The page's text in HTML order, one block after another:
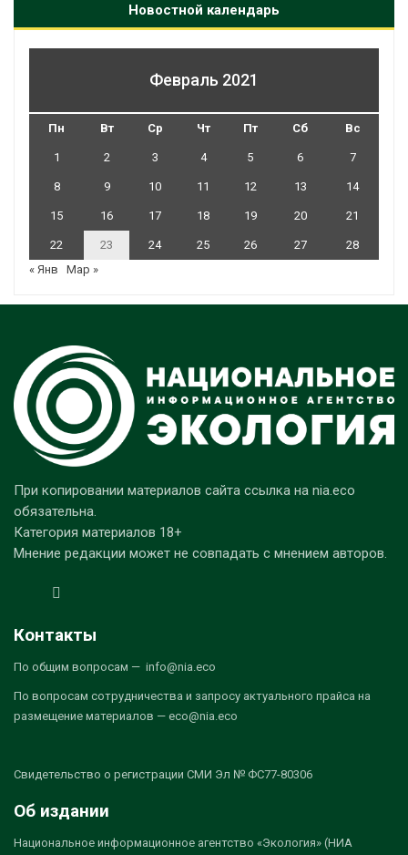
Новостной календарь
Февраль 2021
Пн Вт Ср Чт Пт Сб Вс
1 2 3 4 5 6 7
8 9 10 11 12 13 14
15 16 17 18 19 20 21
22 23 24 25 26 27
28
« Янв
Мар »
При копировании материалов сайта ссылка на nia.eco
обязательна.
Категория материалов 18+
Мнение редакции может не совпадать с мнением авторов.
Контакты
По общим вопросам — info@nia.eco
По вопросам сотрудничества и запросу актуального прайса на
размещение материалов — eco@nia.eco
Свидетельство о регистрации СМИ Эл № ФС77-80306
Об издании
Национальное информационное агентство «Экология» (НИА